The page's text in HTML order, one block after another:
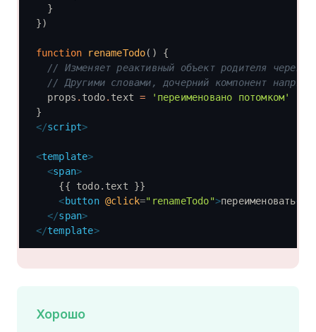
  }
})
function renameTodo() {
// Изменяет реактивный объект родителя через
// Другими словами, дочерний компонент
  props
. todo. text = 'переименовано потомком'
}
</script>
<template>
  <
span>
    {{ todo.text }}
    <
button @click="renameTodo">переименовать</
  </
span>
</template>
Хорошо